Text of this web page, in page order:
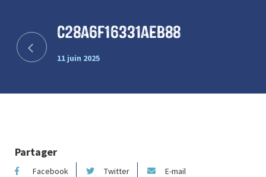
c28a6f16331aeb88
11 juin 2025
Partager
Facebook Twitter E-mail